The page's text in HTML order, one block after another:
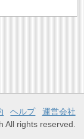
ヘルプ
運営会社
All rights reserved.